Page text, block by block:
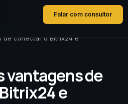
Falar com consultor
de conectar o Bitrix24 e
vantagens de
e